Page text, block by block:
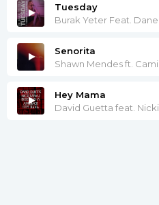
Tuesday
Burak Yeter Feat.
Senorita
Shawn Mendes ft.
Hey Mama
David Guetta feat.